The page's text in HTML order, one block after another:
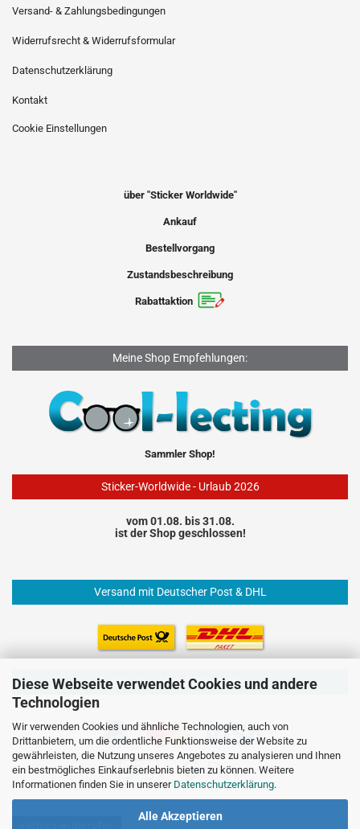
Diese Webseite verwendet Cookies und andere
Technologien
Wir verwenden Cookies und ähnliche Technologien, auch von
Drittanbietern, um die ordentliche Funktionsweise der Website zu
gewährleisten, die Nutzung unseres Angebotes zu analysieren und Ihnen
ein bestmögliches Einkaufserlebnis bieten zu können. Weitere
Informationen finden Sie in unserer Datenschutzerklärung.
Alle Akzeptieren
Versand- & Zahlungsbedingungen
Widerrufsrecht & Widerrufsformular
Datenschutzerklärung
Kontakt
Cookie Einstellungen
über "Sticker Worldwide"
Ankauf
Bestellvorgang
Zustandsbeschreibung
Rabattaktion
Meine Shop Empfehlungen:
Sammler Shop!
Sticker-Worldwide - Urlaub 2026
vom 01.08. bis 31.08.
ist der Shop geschlossen!
Versand mit Deutscher Post & DHL
Einfach und sicher Bezahlen